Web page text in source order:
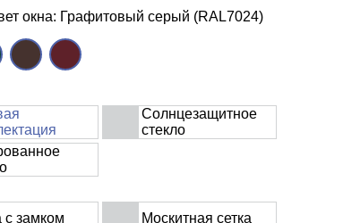
окна: Графитовый серый (RAL7024)
Солнцезащитное
стекло
с замком Москитная сетка